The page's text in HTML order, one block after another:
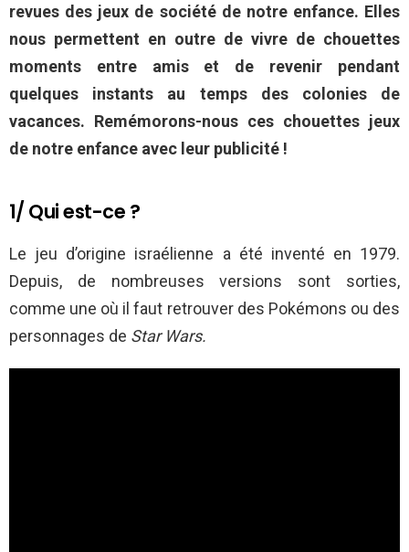
revues des jeux de société de notre enfance. Elles
nous permettent en outre de vivre de chouettes
moments entre amis et de revenir pendant
quelques instants au temps des colonies de
vacances. Remémorons-nous ces chouettes jeux
de notre enfance avec leur publicité !
1/ Qui est-ce ?
Le jeu d’origine israélienne a été inventé en 1979.
Depuis, de nombreuses versions sont sorties,
comme une où il faut retrouver des Pokémons ou des
personnages de Star Wars.